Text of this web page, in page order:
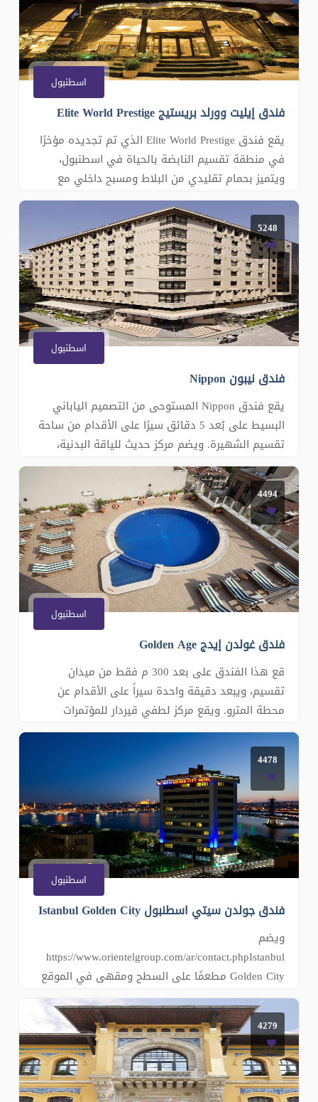
اسطنبول
فندق إيليت وورلد بريستيج Elite World Prestige
يقع فندق Elite World Prestige الذي تم تجديده مؤخرًا
في منطقة تقسيم النابضة بالحياة في اسطنبول،
ويتميز بحمام تقليدي من البلاط ومسبح داخلي مع
حوض استحمام ساخن. تتوفر خدمة الواي فاي المجانية
في غرف فندق Elite World Prestige. وتتميز جميع
الغرف الواسعة بديكور أنيق مع درجات ألوان الكريم،
وتحتوي على تلفزيون بشاشة مسطحة مع قن�
5248
اسطنبول
فندق نيبون Nippon
يقع فندق Nippon المستوحى من التصميم الياباني
البسيط على بُعد 5 دقائق سيرًا على الأقدام من ساحة
تقسيم الشهيرة. ويضم مركز حديث للياقة البدنية،
ويوفر غرف ضيوف فسيحة مع خدمة الواي فاي
ومفروشات عصرية. وتحتوي على تلفزيون بشاشة
مسطحة وميني بار. وتحتوي بعض الغرف على مطبخ
4494
اسطنبول
فندق غولدن إيدج Golden Age
قع هذا الفندق على بعد 300 م فقط من ميدان
تقسيم، ويبعد دقيقة واحدة سيراً على الأقدام عن
محطة المترو. ويقع مركز لطفي قيردار للمؤتمرات
والمعارض على بعد 900 م. تتوفر خدمة الواي فاي
مجانًا. يمكن للضيوف الاسترخاء في الحمام التركي أو
غرفة المساج، والسباحة في المسبح في الهواء الطلق
المحاط بكراسي الاستلقاء. تم ت
4478
اسطنبول
فندق جولدن سيتي اسطنبول Istanbul Golden City
ويضم
https://www.orientelgroup.com/ar/contact.phpIstanbul
Golden City مطعمًا على السطح ومقهى في الموقع
وغرف فسيحة مزودة بخدمة الواي فاي المجانية
وتلفزيون بشاشة مسطحة. ويبعد مسافة 10 دقائق
بالسيارة عن Topkapi والمسجد الأزرق. تتميز جميع
الغرف بديكور عصري يشمل بياضات أسرّة فاخرة
وأرضيات مفروشة بالسجاد. وجميعها مكيفة وتحتوي
على تلفزيون
4279